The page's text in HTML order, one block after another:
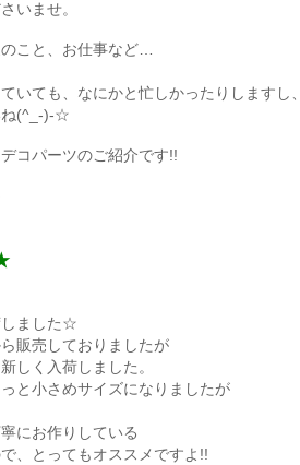
いませ。
こと、お仕事など…
いても、なにかと忙しかったりしますし、
ね(^_-)-☆
コパーツのご紹介です!!
しました☆
販売しておりましたが
しく入荷しました。
と小さめサイズになりましたが
にお作りしている
、とってもオススメですよ!!